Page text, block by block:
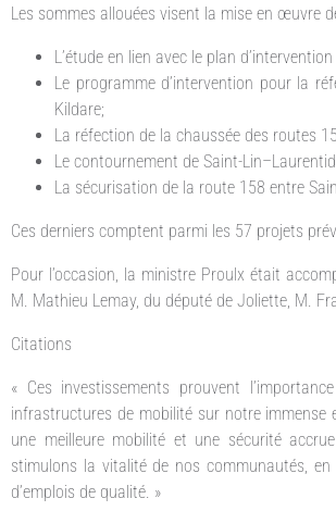
Les sommes allouées visent la mise en œuvre
L’étude en lien avec le plan
Le programme d’intervention pour la
Kildare;
La réfection de la chaussée des routes
Le contournement de Saint-
La sécurisation de la route 158 entre
Ces derniers comptent parmi les 57 projets
Pour l’occasion, la ministre Proulx était
M. Mathieu Lemay, du député de Joliette, M.
Citations
« Ces investissements prouvent
infrastructures de mobilité sur notre immense
une meilleure mobilité et une sécurité
stimulons la vitalité de nos communautés,
d’emplois de qualité. »